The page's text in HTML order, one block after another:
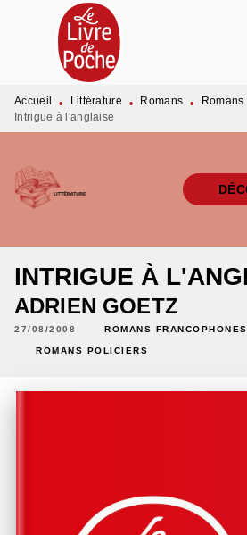
MENU RECHERCHE
PIED DE PAGE
Accueil • Littérature • Romans •
Intrigue à l'anglaise
INTRIGUE À
ADRIEN GOETZ
27/08/2008 ROMANS FRANCOPHONES
ROMANS POLICIERS